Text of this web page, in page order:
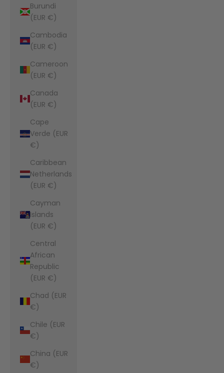
Burundi
(EUR €)
Cambodia
(EUR €)
Cameroon
(EUR €)
Canada
(EUR €)
Cape
Verde (EUR
€)
Caribbean
Netherlands
(EUR €)
Cayman
Islands
(EUR €)
Central
African
Republic
(EUR €)
Chad (EUR
€)
Chile (EUR
€)
China (EUR
€)